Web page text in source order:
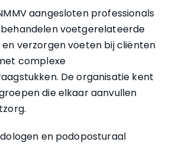
aangesloten professionals
voetgerelateerde
verzorgen voeten bij cliënten
complexe
De organisatie kent
die elkaar aanvullen
en podoposturaal